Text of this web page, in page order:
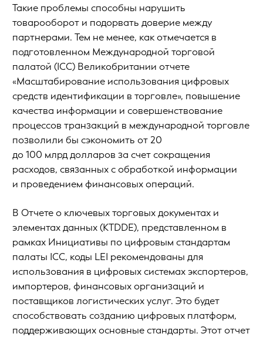
Такие проблемы способны нарушить
товарооборот и подорвать доверие между
партнерами. Тем не менее, как отмечается в
подготовленном Международной торговой
палатой (ICC) Великобритании отчете
«Масштабирование использования цифровых
средств идентификации в торговле», повышение
качества информации и совершенствование
процессов транзакций в международной торговле
позволили бы сэкономить от 20
до 100 млрд долларов за счет сокращения
расходов, связанных с обработкой информации
и проведением финансовых операций.
В Отчете о ключевых торговых документах и
элементах данных (KTDDE), представленном в
рамках Инициативы по цифровым стандартам
палаты ICC, коды LEI рекомендованы для
использования в цифровых системах экспортеров,
импортеров, финансовых организаций и
поставщиков логистических услуг. Это будет
способствовать созданию цифровых платформ,
поддерживающих основные стандарты. Этот отчет